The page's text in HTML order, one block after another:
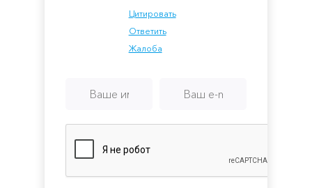
Цитировать
Ответить
Жалоба